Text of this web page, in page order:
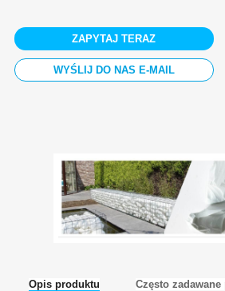
ZAPYTAJ TERAZ
WYŚLIJ DO NAS E-MAIL
Opis produktu Często zadawane